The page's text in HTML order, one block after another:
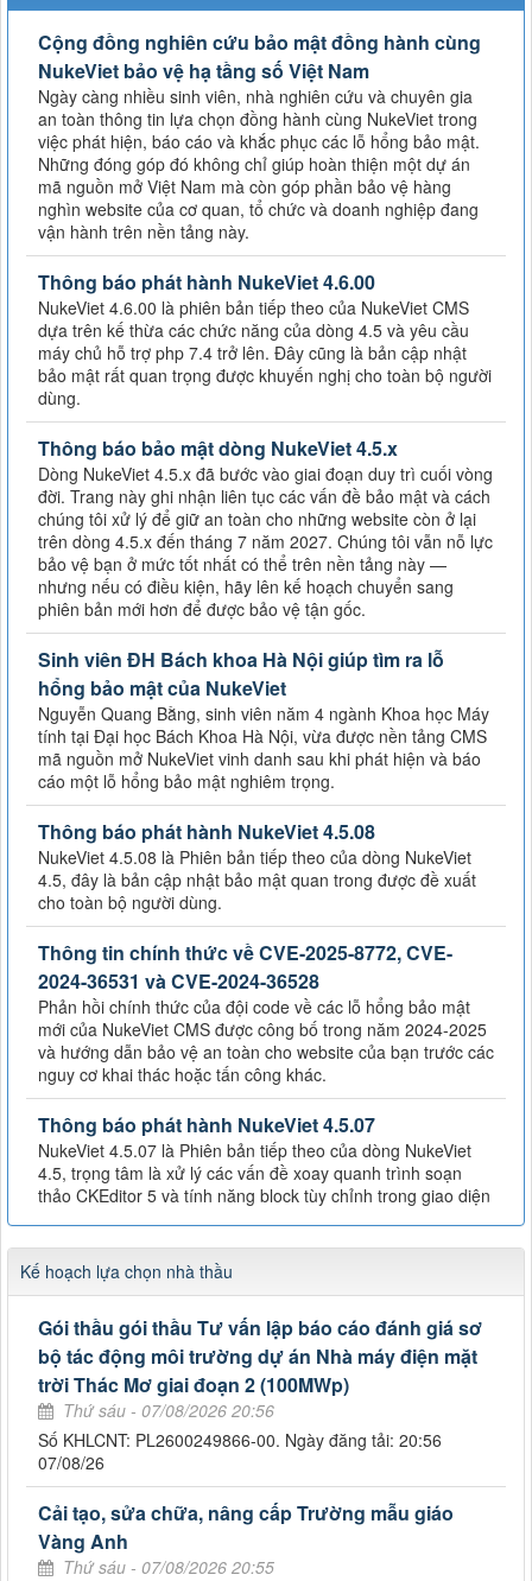
Cộng đồng nghiên cứu bảo mật đồng hành cùng
NukeViet bảo vệ hạ tầng số Việt Nam
Ngày càng nhiều sinh viên, nhà nghiên cứu và chuyên gia
an toàn thông tin lựa chọn đồng hành cùng NukeViet trong
việc phát hiện, báo cáo và khắc phục các lỗ hổng bảo mật.
Những đóng góp đó không chỉ giúp hoàn thiện một dự án
mã nguồn mở Việt Nam mà còn góp phần bảo vệ hàng
nghìn website của cơ quan, tổ chức và doanh nghiệp đang
vận hành trên nền tảng này.
Thông báo phát hành NukeViet 4.6.00
NukeViet 4.6.00 là phiên bản tiếp theo của NukeViet CMS
dựa trên kế thừa các chức năng của dòng 4.5 và yêu cầu
máy chủ hỗ trợ php 7.4 trở lên. Đây cũng là bản cập nhật
bảo mật rất quan trọng được khuyến nghị cho toàn bộ người
dùng.
Thông báo bảo mật dòng NukeViet 4.5.x
Dòng NukeViet 4.5.x đã bước vào giai đoạn duy trì cuối vòng
đời. Trang này ghi nhận liên tục các vấn đề bảo mật và cách
chúng tôi xử lý để giữ an toàn cho những website còn ở lại
trên dòng 4.5.x đến tháng 7 năm 2027. Chúng tôi vẫn nỗ lực
bảo vệ bạn ở mức tốt nhất có thể trên nền tảng này —
nhưng nếu có điều kiện, hãy lên kế hoạch chuyển sang
phiên bản mới hơn để được bảo vệ tận gốc.
Sinh viên ĐH Bách khoa Hà Nội giúp tìm ra lỗ
hổng bảo mật của NukeViet
Nguyễn Quang Bằng, sinh viên năm 4 ngành Khoa học Máy
tính tại Đại học Bách Khoa Hà Nội, vừa được nền tảng CMS
mã nguồn mở NukeViet vinh danh sau khi phát hiện và báo
cáo một lỗ hổng bảo mật nghiêm trọng.
Thông báo phát hành NukeViet 4.5.08
NukeViet 4.5.08 là Phiên bản tiếp theo của dòng NukeViet
4.5, đây là bản cập nhật bảo mật quan trong được đề xuất
cho toàn bộ người dùng.
Thông tin chính thức về CVE-2025-8772, CVE-
2024-36531 và CVE-2024-36528
Phản hồi chính thức của đội code về các lỗ hổng bảo mật
mới của NukeViet CMS được công bố trong năm 2024-2025
và hướng dẫn bảo vệ an toàn cho website của bạn trước các
nguy cơ khai thác hoặc tấn công khác.
Thông báo phát hành NukeViet 4.5.07
NukeViet 4.5.07 là Phiên bản tiếp theo của dòng NukeViet
4.5, trọng tâm là xử lý các vấn đề xoay quanh trình soạn
thảo CKEditor 5 và tính năng block tùy chỉnh trong giao diện
Kế hoạch lựa chọn nhà thầu
Gói thầu gói thầu Tư vấn lập báo cáo đánh giá sơ
bộ tác động môi trường dự án Nhà máy điện mặt
trời Thác Mơ giai đoạn 2 (100MWp)
Thứ sáu - 07/08/2026 20:56
Số KHLCNT: PL2600249866-00. Ngày đăng tải: 20:56
07/08/26
Cải tạo, sửa chữa, nâng cấp Trường mẫu giáo
Vàng Anh
Thứ sáu - 07/08/2026 20:55